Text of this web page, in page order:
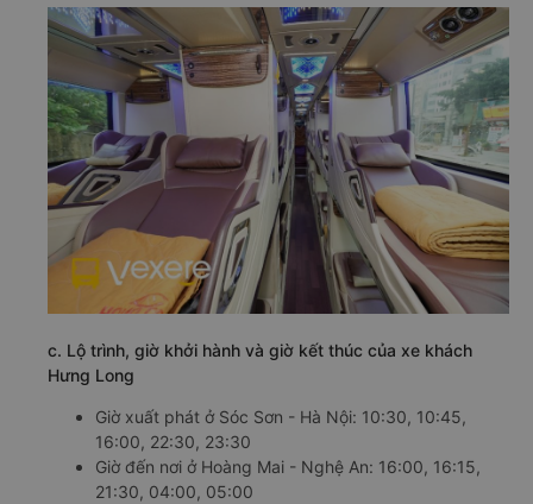
c. Lộ trình, giờ khởi hành và giờ kết thúc của xe khách
Hưng Long
Giờ xuất phát ở Sóc Sơn - Hà Nội: 10:30, 10:45,
16:00, 22:30, 23:30
Giờ đến nơi ở Hoàng Mai - Nghệ An: 16:00, 16:15,
21:30, 04:00, 05:00